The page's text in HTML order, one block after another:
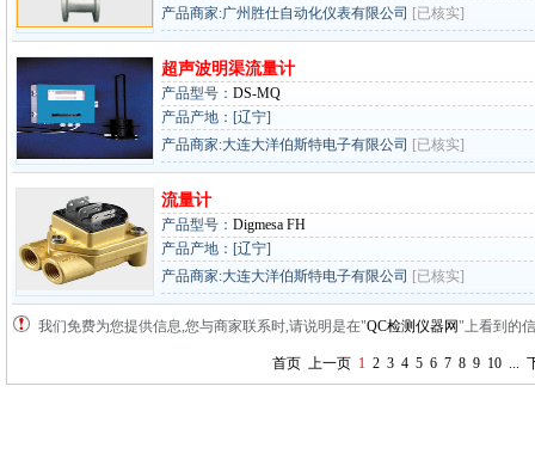
产品商家:广州胜仕自动化仪表有限公司 [已核实]
超声波明渠流量计
产品型号： DS-MQ
产品产地：[辽宁]
产品商家:大连大洋伯斯特电子有限公司 [已核实]
流量计
产品型号： Digmesa FH
产品产地：[辽宁]
产品商家:大连大洋伯斯特电子有限公司 [已核实]
我们免费为您提供信息,您与商家联系时,请说明是在"QC检测仪器网"上看到的
首页 上一页 1 2 3 4 5 6 7 8 9 10 ...